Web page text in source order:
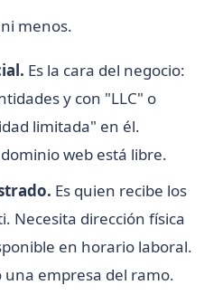
menos.
Es la cara del negocio:
y con "LLC" o
limitada" en él.
web está libre.
Es quien recibe los
Necesita dirección física
en horario laboral.
una empresa del ramo.